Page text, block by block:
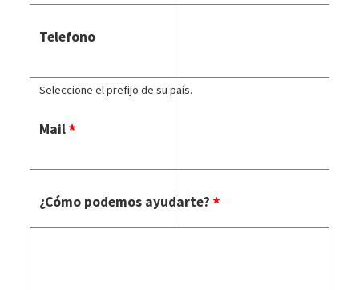
Telefono
Seleccione el prefijo de su país.
Mail
¿Cómo podemos ayudarte?